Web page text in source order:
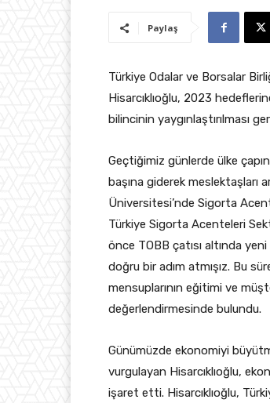
Paylaş
Türkiye Odalar ve Borsalar
Hisarcıklıoğlu, 2023
bilincinin yaygınlaştırılması
Geçtiğimiz günlerde ülke
başına giderek meslektaşları
Üniversitesi’nde Sigorta
Türkiye Sigorta Acenteleri
önce TOBB çatısı altında
doğru bir adım atmışız. Bu
mensuplarının eğitimi ve
değerlendirmesinde bulundu.
Günümüzde ekonomiyi
vurgulayan Hisarcıklıoğlu,
işaret etti. Hisarcıklıoğlu,